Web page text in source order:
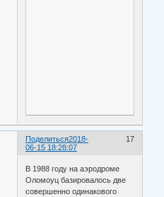
Поделиться 17
2018-
06-15 18:28:07
В 1988 году на аэродроме
Оломоуц базировалось две
совершенно одинакового